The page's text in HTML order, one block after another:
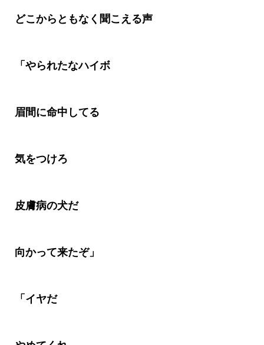
どこからともなく聞こえる声
「やられたなハイボ
眉間に命中してる
気をつけろ
皮膚病の犬だ
向かって来たぞ」
「イヤだ